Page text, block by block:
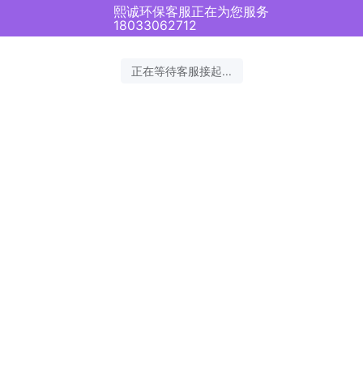
熙诚环保客服正在为您服务
18033062712
正在等待客服接起...